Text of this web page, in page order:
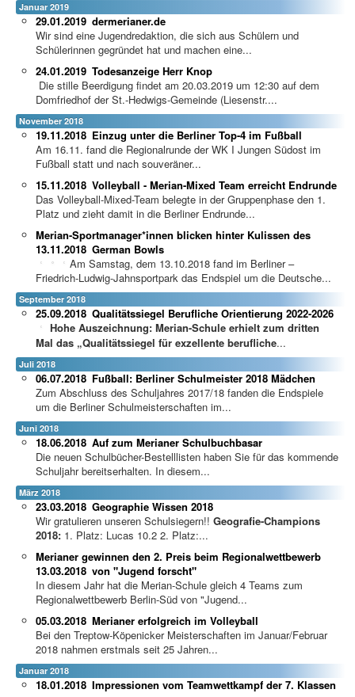
Januar 2019
dermerianer.de
29.01.2019
Wir sind eine Jugendredaktion, die sich aus Schülern und
Schülerinnen gegründet hat und machen eine...
Todesanzeige Herr Knop
24.01.2019
Die stille Beerdigung findet am 20.03.2019 um 12:30 auf dem
Domfriedhof der St.-Hedwigs-Gemeinde (Liesenstr....
November 2018
Einzug unter die Berliner Top-4 im Fußball
19.11.2018
Am 16.11. fand die Regionalrunde der WK I Jungen Südost im
Fußball statt und nach souveräner...
Volleyball - Merian-Mixed Team erreicht Endrunde
15.11.2018
Das Volleyball-Mixed-Team belegte in der Gruppenphase den 1.
Platz und zieht damit in die Berliner Endrunde...
Merian-Sportmanager*innen blicken hinter Kulissen des
German Bowls
13.11.2018
Am Samstag, dem 13.10.2018 fand im Berliner –
Friedrich-Ludwig-Jahnsportpark das Endspiel um die Deutsche...
September 2018
Qualitätssiegel Berufliche Orientierung 2022-2026
25.09.2018
Hohe Auszeichnung: Merian-Schule erhielt zum dritten
Mal das „Qualitätssiegel für exzellente berufliche...
Juli 2018
Fußball: Berliner Schulmeister 2018 Mädchen
06.07.2018
Zum Abschluss des Schuljahres 2017/18 fanden die Endspiele
um die Berliner Schulmeisterschaften im...
Juni 2018
Auf zum Merianer Schulbuchbasar
18.06.2018
Die neuen Schulbücher-Bestelllisten haben Sie für das kommende
Schuljahr bereitserhalten. In diesem...
März 2018
Geographie Wissen 2018
23.03.2018
Wir gratulieren unseren Schulsiegern!! Geografie-Champions
2018: 1. Platz: Lucas 10.2 2. Platz:...
Merianer gewinnen den 2. Preis beim Regionalwettbewerb
von "Jugend forscht"
13.03.2018
In diesem Jahr hat die Merian-Schule gleich 4 Teams zum
Regionalwettbewerb Berlin-Süd von "Jugend...
Merianer erfolgreich im Volleyball
05.03.2018
Bei den Treptow-Köpenicker Meisterschaften im Januar/Februar
2018 nahmen erstmals seit 25 Jahren...
Januar 2018
Impressionen vom Teamwettkampf der 7. Klassen
18.01.2018